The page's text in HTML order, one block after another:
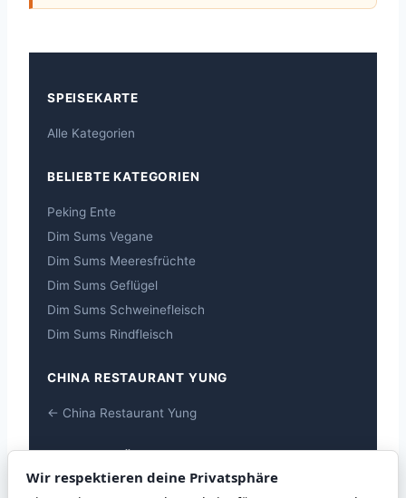
SPEISEKARTE
Alle Kategorien
BELIEBTE KATEGORIEN
Peking Ente
Dim Sums Vegane
Dim Sums Meeresfrüchte
Dim Sums Geflügel
Dim Sums Schweinefleisch
Dim Sums Rindfleisch
CHINA RESTAURANT YUNG
← China Restaurant Yung
Wir respektieren deine Privatsphäre